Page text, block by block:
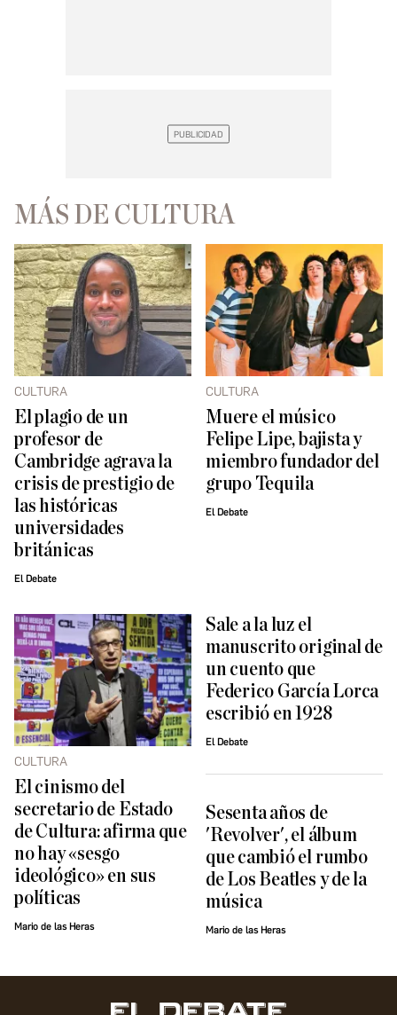
MÁS DE CULTURA
CULTURA
El plagio de un
profesor de
Cambridge agrava la
crisis de prestigio de
las históricas
universidades
británicas
El Debate
CULTURA
Muere el músico
Felipe Lipe, bajista y
miembro fundador del
grupo Tequila
El Debate
CULTURA
El cinismo del
secretario de Estado
de Cultura: afirma que
no hay «sesgo
ideológico» en sus
políticas
Mario de las Heras
Sale a la luz el
manuscrito original de
un cuento que
Federico García Lorca
escribió en 1928
El Debate
Sesenta años de
'Revolver', el álbum
que cambió el rumbo
de Los Beatles y de la
música
Mario de las Heras